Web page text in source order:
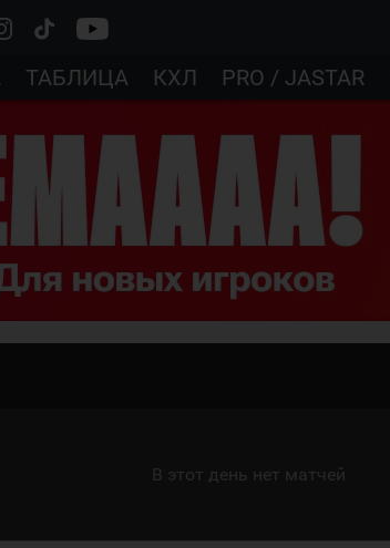
ТАБЛИЦА КХЛ PRO / JASTAR
В этот день нет матчей